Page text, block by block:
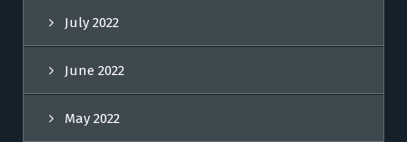
July 2022
June 2022
May 2022